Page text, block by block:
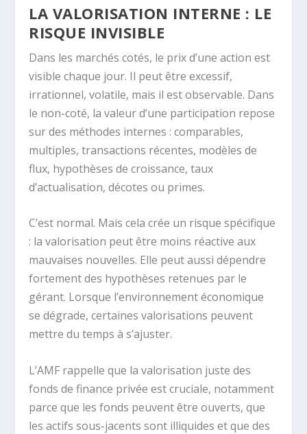
LA VALORISATION INTERNE : LE
RISQUE INVISIBLE
Dans les marchés cotés, le prix d’une action est
visible chaque jour. Il peut être excessif,
irrationnel, volatile, mais il est observable. Dans
le non-coté, la valeur d’une participation repose
sur des méthodes internes : comparables,
multiples, transactions récentes, modèles de
flux, hypothèses de croissance, taux
d’actualisation, décotes ou primes.
C’est normal. Mais cela crée un risque spécifique
: la valorisation peut être moins réactive aux
mauvaises nouvelles. Elle peut aussi dépendre
fortement des hypothèses retenues par le
gérant. Lorsque l’environnement économique
se dégrade, certaines valorisations peuvent
mettre du temps à s’ajuster.
L’AMF rappelle que la valorisation juste des
fonds de finance privée est cruciale, notamment
parce que les fonds peuvent être ouverts, que
les actifs sous-jacents sont illiquides et que des